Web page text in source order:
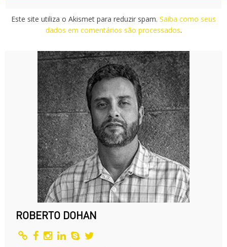
Este site utiliza o Akismet para reduzir spam. Saiba como seus
dados em comentários são processados.
ROBERTO DOHAN